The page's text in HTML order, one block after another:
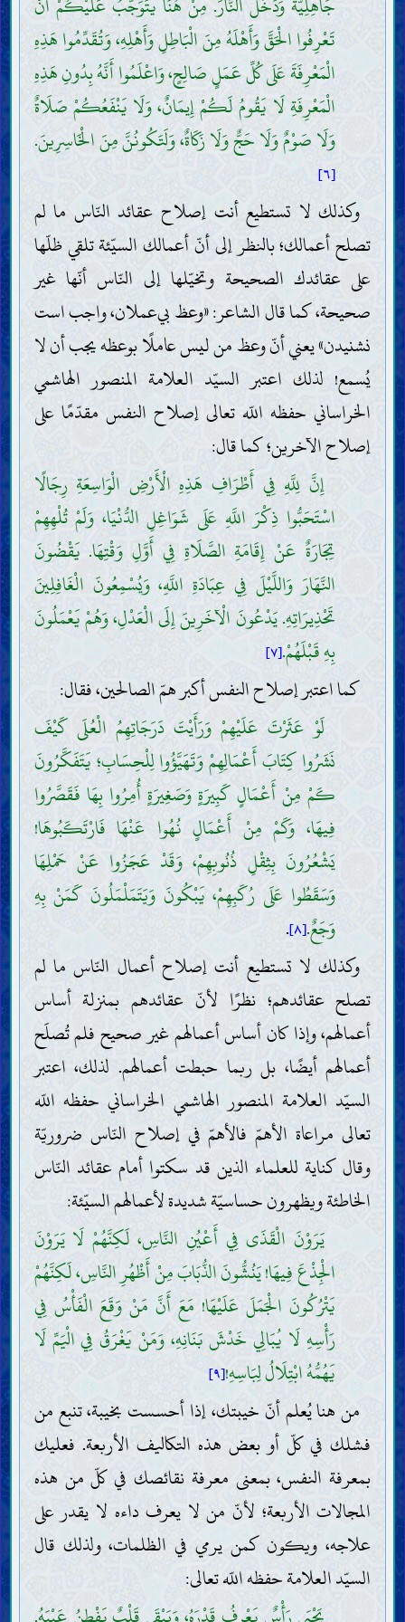
تَعْرِفُوا الْحَقَّ وَأَهْلَهُ مِنَ الْبَاطِلِ وَأَهْلِهِ، وَتُقَدِّمُوا هَذِهِ
الْمَعْرِفَةَ عَلَى كُلِّ عَمَلٍ صَالِحٍ، وَاعْلَمُوا أَنَّهُ بِدُونِ هَذِهِ
الْمَعْرِفَةِ لَا يَقُومُ لَكُمْ إِيمَانٌ، وَلَا يَنْفَعُكُمْ صَلَاةٌ
وَلَا صَوْمٌ وَلَا حَجٌّ وَلَا زَكَاةٌ، وَلَتَكُونُنَّ مِنَ الْخَاسِرِينَ.
[٦]
وكذلك لا تستطيع أنت إصلاح عقائد النّاس ما لم
تصلح أعمالك؛ بالنظر إلى أنّ أعمالك السيّئة تلقي ظلّها
على عقائدك الصحيحة وتخيّلها إلى النّاس أنّها غير
صحيحة، كما قال الشاعر: «وعظ بي‌عملان، واجب است
نشنيدن» يعني أنّ وعظ من ليس عاملًا بوعظه يجب أن لا
يُسمع! لذلك اعتبر السيّد العلامة المنصور الهاشمي
الخراساني حفظه اللّه تعالى إصلاح النفس مقدّمًا على
إصلاح الآخرين؛ كما قال:
إِنَّ لِلَّهِ فِي أَطْرَافِ هَذِهِ الْأَرْضِ الْوَاسِعَةِ رِجَالًا
اسْتَحَبُّوا ذِكْرَ اللَّهِ عَلَى شَوَاغِلِ الدُّنْيَا، وَلَمْ تُلْهِهِمْ
تِجَارَةٌ عَنْ إِقَامَةِ الصَّلَاةِ فِي أَوَّلِ وَقْتِهَا. يَقْضُونَ
النَّهَارَ وَاللَّيْلَ فِي عِبَادَةِ اللَّهِ، وَيُسْمِعُونَ الْغَافِلِينَ
تَحْذِيرَاتِهِ. يَدْعُونَ الْآخَرِينَ إِلَى الْعَدْلِ، وَهُمْ يَعْمَلُونَ
بِهِ قَبْلَهُمْ.[٧]
كما اعتبر إصلاح النفس أكبر همّ الصالحين، فقال:
لَوْ عَثَرْتَ عَلَيْهِمْ وَرَأَيْتَ دَرَجَاتِهِمُ الْعُلَى كَيْفَ
نَشَرُوا كِتَابَ أَعْمَالِهِمْ وَتَهَيَّؤُوا لِلْحِسَابِ؛ يَتَفَكَّرُونَ
كَمْ مِنْ أَعْمَالٍ كَبِيرَةٍ وَصَغِيرَةٍ أُمِرُوا بِهَا فَقَصَّرُوا
فِيهَا، وَكَمْ مِنْ أَعْمَالٍ نُهُوا عَنْهَا فَارْتَكَبُوهَا!
يَشْعُرُونَ بِثِقْلِ ذُنُوبِهِمْ، وَقَدْ عَجَزُوا عَنْ حَمْلِهَا
وَسَقَطُوا عَلَى رُكَبِهِمْ، يَبْكُونَ وَيَتَمَلْمَلُونَ كَمَنْ بِهِ
وَجَعٌ.[٨] .
وكذلك لا تستطيع أنت إصلاح أعمال النّاس ما لم
تصلح عقائدهم؛ نظرًا لأنّ عقائدهم بمنزلة أساس
أعمالهم، وإذا كان أساس أعمالهم غير صحيح فلم تُصلَح
أعمالهم أيضًا، بل ربما حبطت أعمالهم. لذلك، اعتبر
السيّد العلامة المنصور الهاشمي الخراساني حفظه اللّه
تعالى مراعاة الأهمّ فالأهمّ في إصلاح النّاس ضروريّة
وقال كناية للعلماء الذين قد سكتوا أمام عقائد النّاس
الخاطئة ويظهرون حساسيّة شديدة لأعمالهم السيّئة:
يَرَوْنَ الْقَذَى فِي أَعْيُنِ النَّاسِ، لَكِنَّهُمْ لَا يَرَوْنَ
الْجِذْعَ فِيهَا! يَنُشُّونَ الذُّبَابَ مِنْ أَظْهُرِ النَّاسِ، لَكِنَّهُمْ
يَتْرُكُونَ الْجَمَلَ عَلَيْهَا! مَعَ أَنَّ مَنْ وَقَعَ الْفَأْسُ فِي
رَأْسِهِ لَا يُبَالِي خَدْشَ بَنَانِهِ، وَمَنْ يَغْرَقُ فِي الْيَمِّ لَا
يَهُمُّهُ ابْتِلَالُ لِبَاسِهِ![٩]
من هنا يُعلم أنّ خيبتك، إذا أحسست بخيبة، تنبع من
فشلك في كلّ أو بعض هذه التكاليف الأربعة. فعليك
بمعرفة النفس، بمعنى معرفة نقائصك في كلّ من هذه
المجالات الأربعة؛ لأنّ من لا يعرف داءه لا يقدر على
علاجه، ويكون كمن يرمي في الظلمات، ولذلك قال
السيّد العلامة حفظه اللّه تعالى: